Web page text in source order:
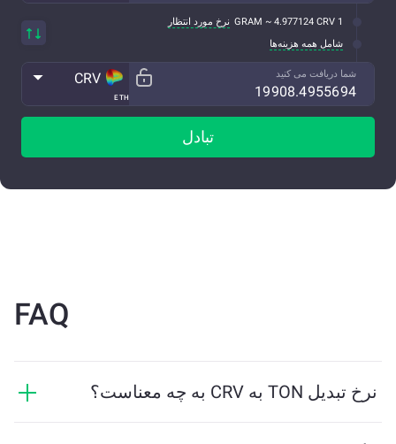
1 GRAM ~ 4.977124 CRV
نرخ مورد انتظار
شامل همه هزینه‌ها
شما دریافت می کنید
ETH
CRV
تبادل
FAQ
نرخ تبدیل TON به CRV به چه معناست؟